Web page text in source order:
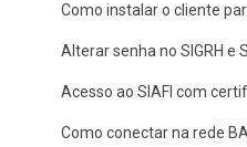
Como instalar o cliente
Alterar senha no SIGRH e
Acesso ao SIAFI com
Como conectar na rede